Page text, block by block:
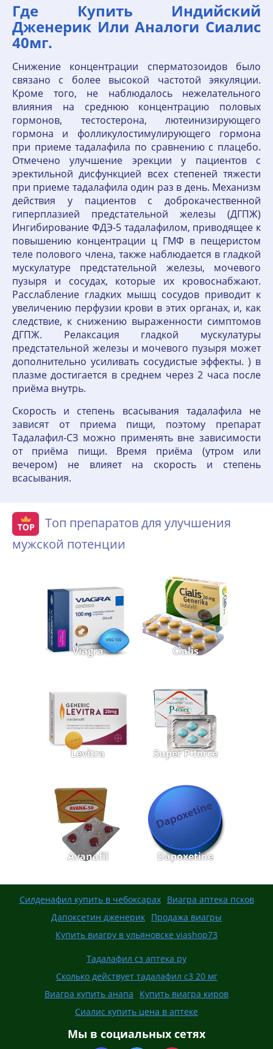
Где Купить Индийский
Дженерик Или Аналоги Сиалис
40мг.
Снижение концентрации сперматозоидов было
связано с более высокой частотой эякуляции.
Кроме того, не наблюдалось нежелательного
влияния на среднюю концентрацию половых
гормонов, тестостерона, лютеинизирующего
гормона и фолликулостимулирующего гормона
при приеме тадалафила по сравнению с плацебо.
Отмечено улучшение эрекции у пациентов с
эректильной дисфункцией всех степеней тяжести
при приеме тадалафила один раз в день. Механизм
действия у пациентов с доброкачественной
гиперплазией предстательной железы (ДГПЖ)
Ингибирование ФДЭ-5 тадалафилом, приводящее к
повышению концентрации ц ГМФ в пещеристом
теле полового члена, также наблюдается в гладкой
мускулатуре предстательной железы, мочевого
пузыря и сосудах, которые их кровоснабжают.
Расслабление гладких мышц сосудов приводит к
увеличению перфузии крови в этих органах, и, как
следствие, к снижению выраженности симптомов
ДГПЖ. Релаксация гладкой мускулатуры
предстательной железы и мочевого пузыря может
дополнительно усиливать сосудистые эффекты. ) в
плазме достигается в среднем через 2 часа после
приёма внутрь.
Скорость и степень всасывания тадалафила не
зависят от приема пищи, поэтому препарат
Тадалафил-СЗ можно применять вне зависимости
от приёма пищи. Время приёма (утром или
вечером) не влияет на скорость и степень
всасывания.
Топ препаратов для улучшения
мужской потенции
Viagra Cialis
Levitra Super P-force
Avanafil Dapoxetine
Силденафил купить в чебоксарах
Виагра аптека псков
Дапоксетин дженерик Продажа виагры
Купить виагру в ульяновске viashop73
Тадалафил сз аптека ру
Сколько действует тадалафил с3 20 мг
Виагра купить анапа
Купить виагра киров
Сиалис купить цена в аптеке
Мы в социальных сетях